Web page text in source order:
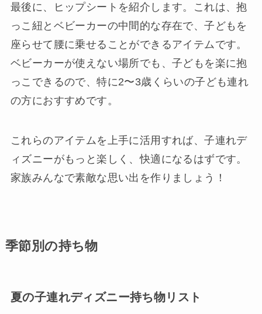
最後に、ヒップシートを紹介します。これは、抱
っこ紐とベビーカーの中間的な存在で、子どもを
座らせて腰に乗せることができるアイテムです。
ベビーカーが使えない場所でも、子どもを楽に抱
っこできるので、特に2〜3歳くらいの子ども連れ
の方におすすめです。
これらのアイテムを上手に活用すれば、子連れデ
ィズニーがもっと楽しく、快適になるはずです。
家族みんなで素敵な思い出を作りましょう！
季節別の持ち物
夏の子連れディズニー持ち物リスト